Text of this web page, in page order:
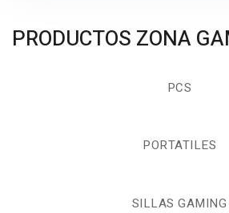
PRODUCTOS ZONA
PCS
PORTATILES
SILLAS GAMING